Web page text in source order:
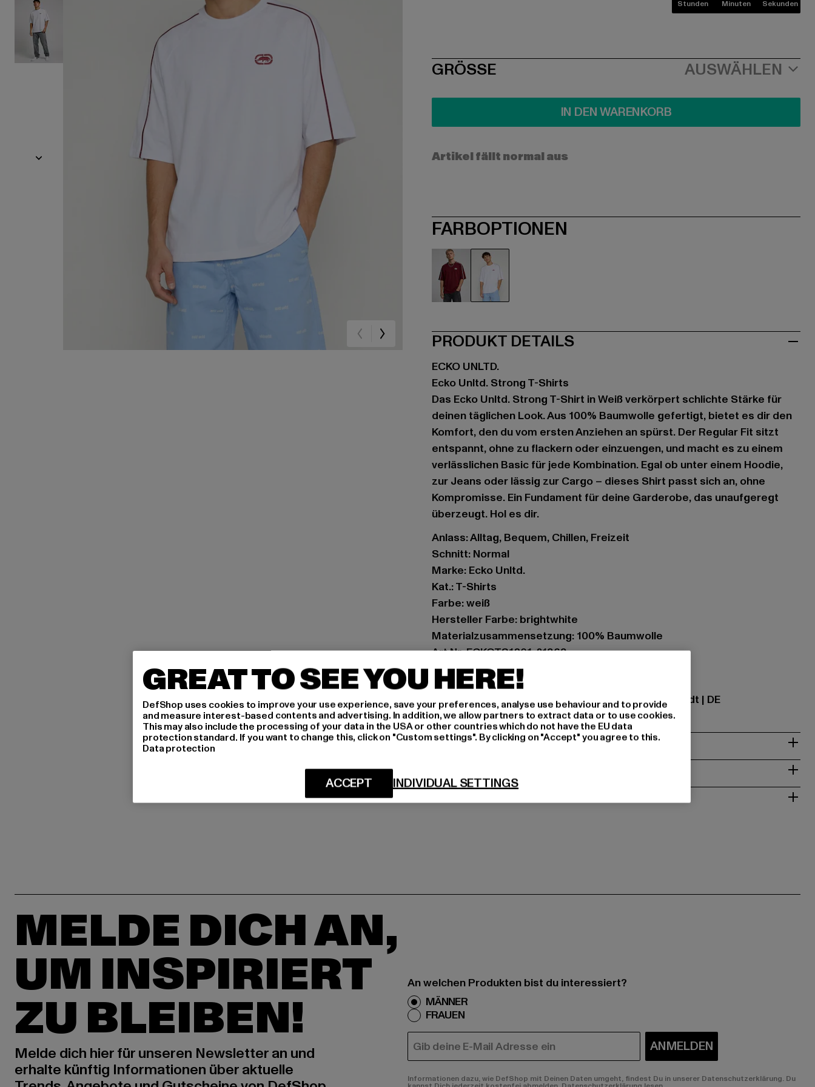
Stunden Minuten Sekunden
SIZE
GRÖSSE AUSWÄHLEN
IN DEN WARENKORB
Artikel fällt normal aus
FARBOPTIONEN
PRODUKT DETAILS
ECKO UNLTD.
Ecko Unltd. Strong T-Shirts
Das Ecko Unltd. Strong T-Shirt in Weiß verkörpert schlichte Stärke für
deinen täglichen Look. Aus 100% Baumwolle gefertigt, bietet es dir den
Komfort, den du vom ersten Anziehen an spürst. Der Regular Fit sitzt
entspannt, ohne zu flackern oder einzuengen, und macht es zu einem
verlässlichen Basic für jede Kombination. Egal ob unter einem Hoodie,
zur Jeans oder lässig zur Cargo – dieses Shirt passt sich an, ohne
Kompromisse. Ein Fundament für deine Garderobe, das unaufgeregt
überzeugt. Hol es dir.
Anlass: Alltag, Bequem, Chillen, Freizeit
Schnitt: Normal
Marke: Ecko Unltd.
Kat.: T-Shirts
Farbe: weiß
Hersteller Farbe: brightwhite
Materialzusammensetzung: 100% Baumwolle
Art.Nr: ECKOTS1201-21363
Hersteller: TB International GmbH |
Dr.-Robert-Murjahn-Straße 7 | 64372 Ober-Ramstadt | DE
GRÖSSE & PASSFORM
LIEFERUNG & RÜCKGABE
MELDE DICH AN,
UM INSPIRIERT
ZU BLEIBEN!
Melde dich hier für unseren Newsletter an und
erhalte künftig Informationen über aktuelle
An welchen Produkten bist du interessiert?
MÄNNER
FRAUEN
E-MAIL ANMELDEN
Informationen dazu, wie DefShop mit Deinen Daten umgeht, findest Du in unserer Datenschutzerklärung. Du
GREAT TO SEE YOU HERE!
DefShop uses cookies to improve your use experience, save your preferences, analyse use behaviour and to provide
and measure interest-based contents and advertising. In addition, we allow partners to extract data or to use cookies.
This may also include the processing of your data in the USA or other countries which do not have the EU data
protection standard. If you want to change this, click on "Custom settings". By clicking on "Accept" you agree to this.
Data protection
INDIVIDUAL SETTINGS
ACCEPT